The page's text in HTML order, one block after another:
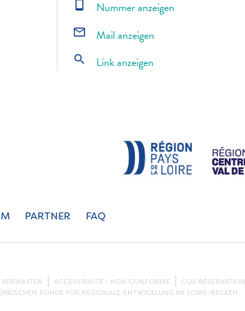
smartphone Nummer anzeigen
mail_outline Mail anzeigen
search Link anzeigen
PARTNER FAQ
ACCESSIBILITÉ : NON CONFORME
CGU RÉSERVATION
FONDS FÜR REGIONALE ENTWICKLUNG IM LOIRE-BECKEN